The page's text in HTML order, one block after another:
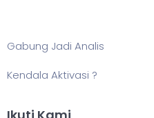
Gabung Jadi Analis
Kendala Aktivasi ?